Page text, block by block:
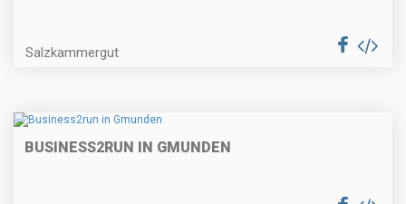
Salzkammergut
BUSINESS2RUN IN GMUNDEN